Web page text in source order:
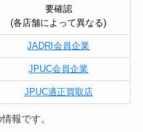
要確認
(各店舗によって異なる)
JADRI会員企業
JPUC会員企業
JPUC適正買取店
報です。